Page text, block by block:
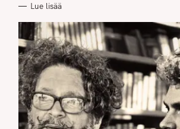
S
Lue lisää